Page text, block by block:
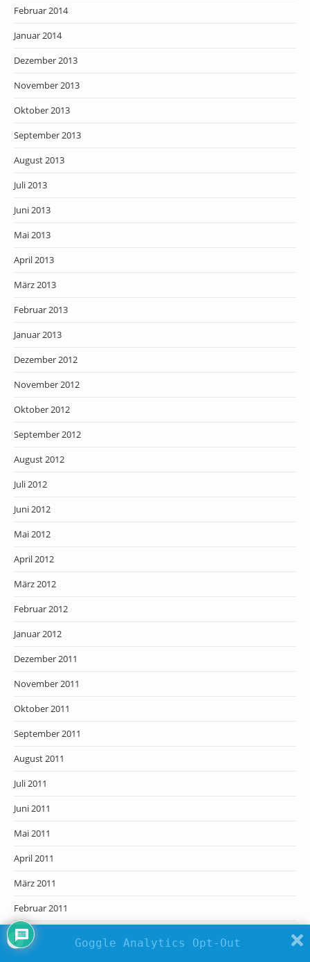
Februar 2014
Januar 2014
Dezember 2013
November 2013
Oktober 2013
September 2013
August 2013
Juli 2013
Juni 2013
Mai 2013
April 2013
März 2013
Februar 2013
Januar 2013
Dezember 2012
November 2012
Oktober 2012
September 2012
August 2012
Juli 2012
Juni 2012
Mai 2012
April 2012
März 2012
Februar 2012
Januar 2012
Dezember 2011
November 2011
Oktober 2011
September 2011
August 2011
Juli 2011
Juni 2011
Mai 2011
April 2011
März 2011
Februar 2011
Januar 2011
Goggle Analytics Opt-Out